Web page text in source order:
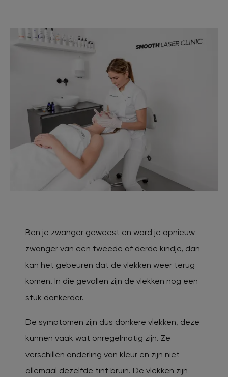
Ben je zwanger geweest en word je opnieuw
zwanger van een tweede of derde kindje, dan
kan het gebeuren dat de vlekken weer terug
komen. In die gevallen zijn de vlekken nog een
stuk donkerder.
De symptomen zijn dus donkere vlekken, deze
kunnen vaak wat onregelmatig zijn. Ze
verschillen onderling van kleur en zijn niet
allemaal dezelfde tint bruin. De vlekken zijn